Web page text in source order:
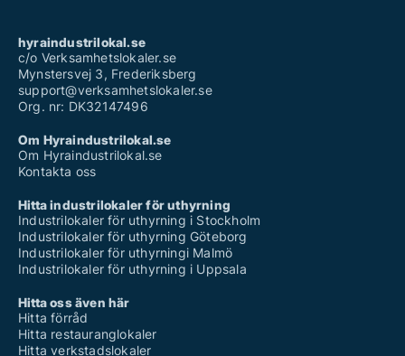
hyraindustrilokal.se
c/o Verksamhetslokaler.se
Mynstersvej 3, Frederiksberg
support@verksamhetslokaler.se
Org. nr: DK32147496
Om Hyraindustrilokal.se
Om Hyraindustrilokal.se
Kontakta oss
Hitta industrilokaler för uthyrning
Industrilokaler för uthyrning i Stockholm
Industrilokaler för uthyrning Göteborg
Industrilokaler för uthyrningi Malmö
Industrilokaler för uthyrning i Uppsala
Hitta oss även här
Hitta förråd
Hitta restauranglokaler
Hitta verkstadslokaler